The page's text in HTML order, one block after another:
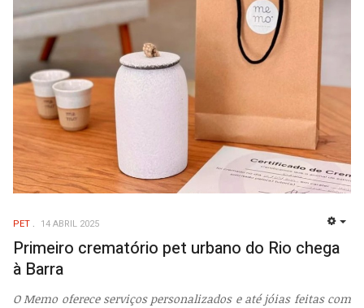
PET 14 ABRIL 2025
Primeiro crematório pet urbano do Rio chega
à Barra
O Memo oferece serviços personalizados e até jóias feitas com